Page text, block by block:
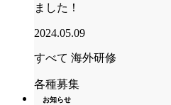
ました！
2024.05.09
すべて 海外研修
各種募集
お知らせ